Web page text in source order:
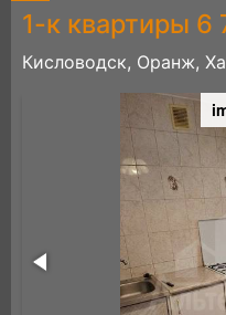
1-к квартиры 6
Кисловодск, Оранж,